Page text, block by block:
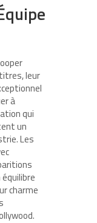
leur
à
qui
un
Les
charme